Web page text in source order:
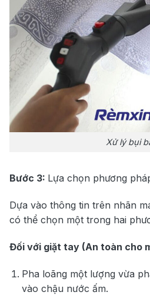
Xử lý bụi
Bước 3: Lựa chọn phương
Dựa vào thông tin trên nhãn
có thể chọn một trong hai
Đối với giặt tay (An toàn cho
Pha loãng một lượng vừa
vào chậu nước ấm.